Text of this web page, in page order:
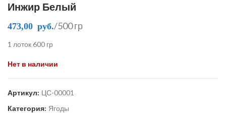
Инжир Белый
473,00 руб. /500 гр
1 лоток 600 гр
Нет в наличии
Артикул: ЦС-00001
Категория: Ягоды